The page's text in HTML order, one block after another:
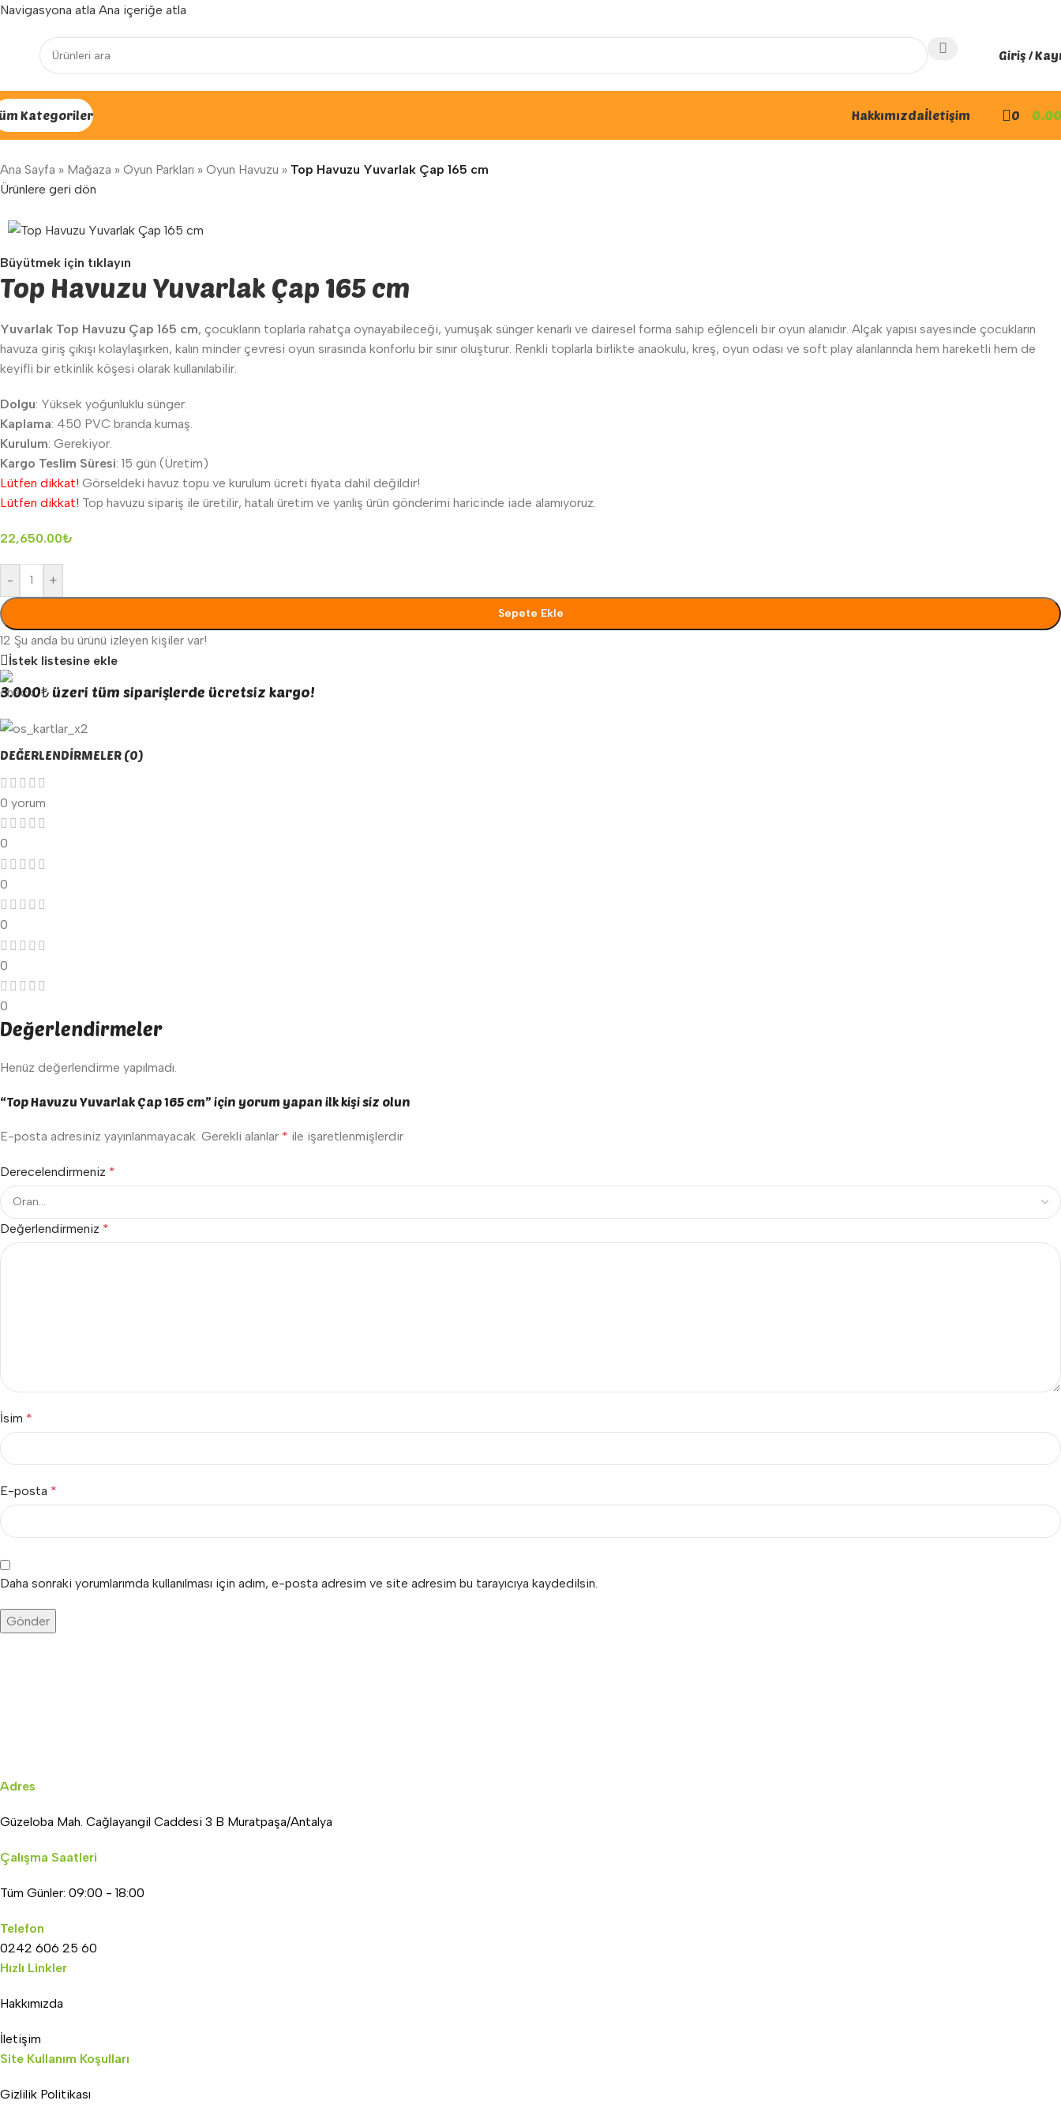
Navigasyona atla Ana içeriğe atla
Yenilenen arayüzümüz ile hizmetinizdeyiz...
Giriş /
Kategoriler Hakkımızdaİletişim 0 0.00
Ana Sayfa » Mağaza » Oyun Parkları » Oyun Havuzu » Top Havuzu Yuvarlak Çap 165 cm
Ürünlere geri dön
Büyütmek için tıklayın
Top Havuzu Yuvarlak Çap 165 cm
Yuvarlak Top Havuzu Çap 165 cm, çocukların toplarla rahatça oynayabileceği, yumuşak sünger kenarlı ve dairesel forma sahip eğlenceli bir oyun alanıdır. Alçak yapısı sayesinde çocukların
havuza giriş çıkışı kolaylaşırken, kalın minder çevresi oyun sırasında konforlu bir sınır oluşturur. Renkli toplarla birlikte anaokulu, kreş, oyun odası ve soft play alanlarında hem hareketli hem de
keyifli bir etkinlik köşesi olarak kullanılabilir.
Dolgu: Yüksek yoğunluklu sünger.
Kaplama: 450 PVC branda kumaş.
Kurulum: Gerekiyor.
Kargo Teslim Süresi: 15 gün (Üretim)
Lütfen dikkat! Görseldeki havuz topu ve kurulum ücreti fiyata dahil değildir!
Lütfen dikkat! Top havuzu sipariş ile üretilir, hatalı üretim ve yanlış ürün gönderimi haricinde iade alamıyoruz.
22,650.00₺
- +
Sepete Ekle
12 Şu anda bu ürünü izleyen kişiler var!
İstek listesine ekle
3.000₺ üzeri tüm siparişlerde ücretsiz kargo!
DEĞERLENDIRMELER (0)
0 yorum
0
0
0
0
0
Değerlendirmeler
Henüz değerlendirme yapılmadı.
“Top Havuzu Yuvarlak Çap 165 cm” için yorum yapan ilk kişi siz olun
E-posta adresiniz yayınlanmayacak. Gerekli alanlar * ile işaretlenmişlerdir
Derecelendirmeniz *
Değerlendirmeniz *
İsim *
E-posta *
Daha sonraki yorumlarımda kullanılması için adım, e-posta adresim ve site adresim bu tarayıcıya kaydedilsin.
Adres
Güzeloba Mah. Cağlayangil Caddesi 3 B Muratpaşa/Antalya
Çalışma Saatleri
Tüm Günler: 09:00 - 18:00
Telefon
0242 606 25 60
Hızlı Linkler
Hakkımızda
İletişim
Site Kullanım Koşulları
Gizlilik Politikası